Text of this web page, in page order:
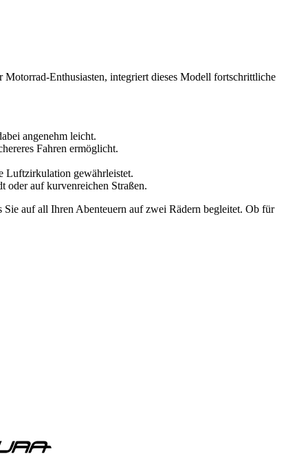
Enthusiasten, integriert dieses Modell fortschrittliche
angenehm leicht.
Fahren ermöglicht.
Luftzirkulation gewährleistet.
oder auf kurvenreichen Straßen.
auf all Ihren Abenteuern auf zwei Rädern begleitet. Ob für